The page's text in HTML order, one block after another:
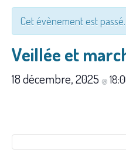
Cet évènement est passé.
Veillée et
18 décembre, 2025 @